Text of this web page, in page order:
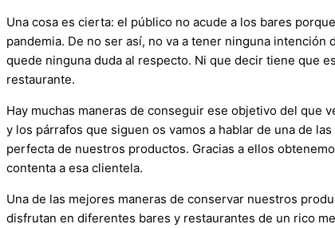
Una cosa es cierta: el público no acude a los bares
pandemia. De no ser así, no va a tener ninguna
quede ninguna duda al respecto. Ni que decir tiene que
restaurante.
Hay muchas maneras de conseguir ese objetivo del que
y los párrafos que siguen os vamos a hablar de una de
perfecta de nuestros productos. Gracias a ellos
contenta a esa clientela.
Una de las mejores maneras de conservar nuestros
disfrutan en diferentes bares y restaurantes de un rico